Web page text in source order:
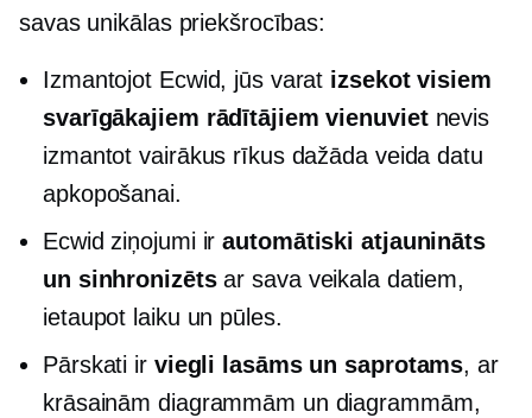
savas unikālas priekšrocības:
Izmantojot Ecwid, jūs varat izsekot visiem
svarīgākajiem rādītājiem vienuvietnevis
izmantot vairākus rīkus dažāda veida datu
apkopošanai.
Ecwid ziņojumi irautomātiski atjaunināts
un sinhronizētsar sava veikala datiem,
ietaupot laiku un pūles.
Pārskati ir viegli lasāms un saprotams, ar
krāsainām diagrammām un diagrammām,